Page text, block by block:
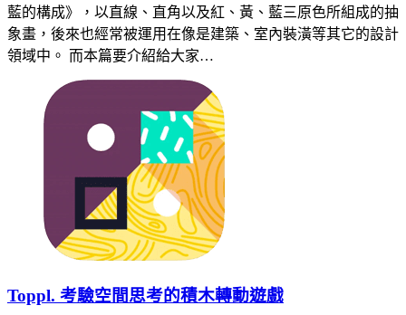
藍的構成》，以直線、直角以及紅、黃、藍三原色所組成的抽
象畫，後來也經常被運用在像是建築、室內裝潢等其它的設計
領域中。 而本篇要介紹給大家…
Toppl. 考驗空間思考的積木轉動遊戲